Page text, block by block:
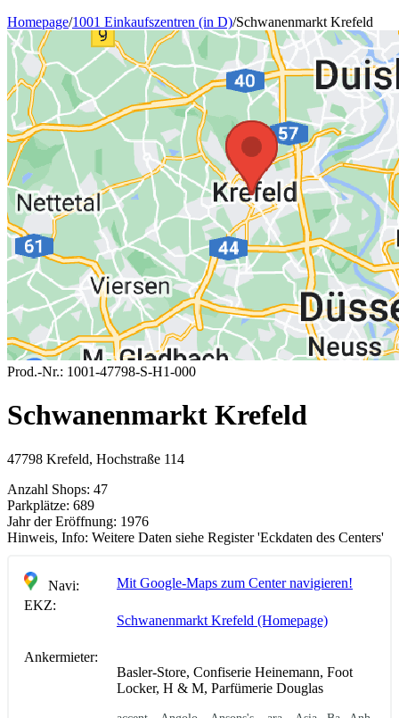
Homepage/1001 Einkaufszentren (in D)/Schwanenmarkt Krefeld
Prod.-Nr.: 1001-47798-S-H1-000
Schwanenmarkt Krefeld
47798 Krefeld, Hochstraße 114
Anzahl Shops: 47
Parkplätze: 689
Jahr der Eröffnung: 1976
Hinweis, Info: Weitere Daten siehe Register 'Eckdaten des Centers'
Navi:
Mit Google-Maps zum Center navigieren!
EKZ:
Schwanenmarkt Krefeld (Homepage)
Ankermieter:
Basler-Store, Confiserie Heinemann, Foot
Locker, H & M, Parfümerie Douglas